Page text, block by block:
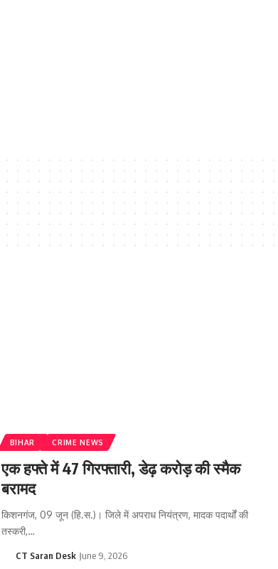
BIHAR CRIME NEWS
एक हफ्ते में 47 गिरफ्तारी, डेढ़ करोड़ की स्मैक
बरामद
किशनगंज, 09 जून (हि.स.)। जिले में अपराध नियंत्रण, मादक पदार्थों की
तस्करी,…
CT Saran Desk June 9, 2026